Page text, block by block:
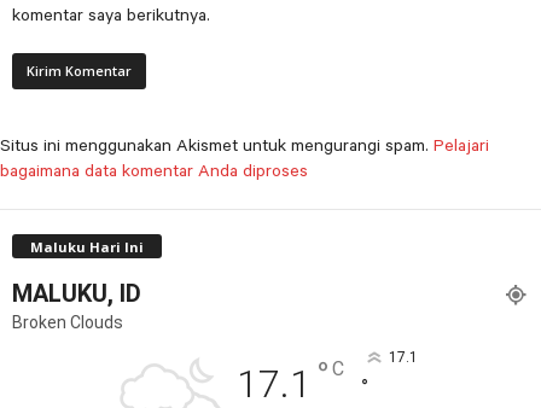
komentar saya berikutnya.
Situs ini menggunakan Akismet untuk mengurangi spam. Pelajari
bagaimana data komentar Anda diproses
Maluku Hari Ini
MALUKU, ID
Broken Clouds
17.1 ° C 17.1
°